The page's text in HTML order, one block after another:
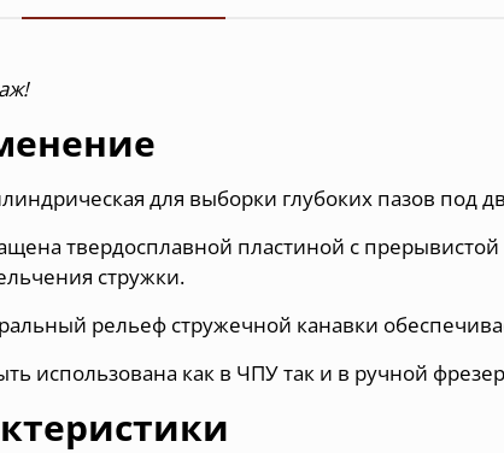
для выборки глубоких пазов под
твердосплавной пластиной с
стружки.
рельеф стружечной канавки
использована как в ЧПУ так и в ручной